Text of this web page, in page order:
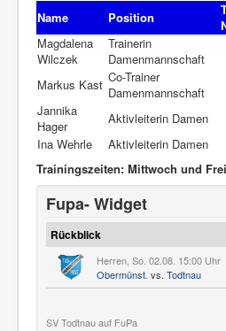
Kinder- und
Name Position
Magdalena
Wilczek
Trainerin
Damenmannschaft
Markus Kast Co-Trainer
Damenmannschaft
Jannika
Hager
Aktivleiterin Damen
Ina Wehrle
Aktivleiterin Damen
Trainingszeiten: Mittwoch und
Fupa- Widget
Rückblick
Herren, So. 02.08. 15:00 Uhr
Obermünst. vs. Todtnau
SV Todtnau auf FuPa